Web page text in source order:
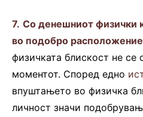
7. Со денешниот физички
во подобро
физичката блискост не се
моментот. Според едно
впуштањето во физичка
личност значи